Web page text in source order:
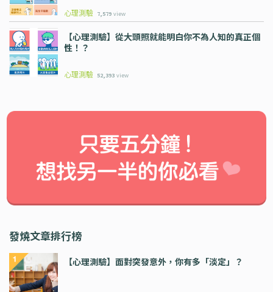
心理測驗 7,579 view
【心理測驗】從大頭照就能明白你不為人知的真正個
性！？
心理測驗 52,393 view
發燒文章排行榜
【心理測驗】面對突發意外，你有多「淡定」？